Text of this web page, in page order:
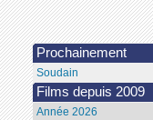
Prochainement
Soudain
Films depuis 2009
Année 2026